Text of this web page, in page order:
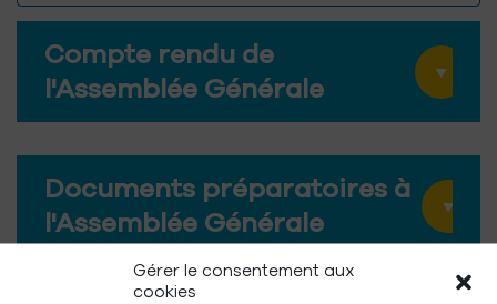
Gérer le consentement aux
cookies
Compte rendu de
l'Assemblée Générale
Documents préparatoires à
l'Assemblée Générale